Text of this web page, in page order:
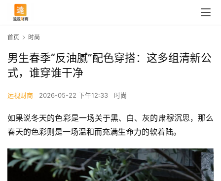
首页 时尚
男生春季“反油腻”配色穿搭：这多组清新公
式，谁穿谁干净
远视财商 2026-05-22 下午12:33 时尚
如果说冬天的色彩是一场关于黑、白、灰的肃穆沉思，那么
春天的色彩则是一场温和而充满生命力的软着陆。